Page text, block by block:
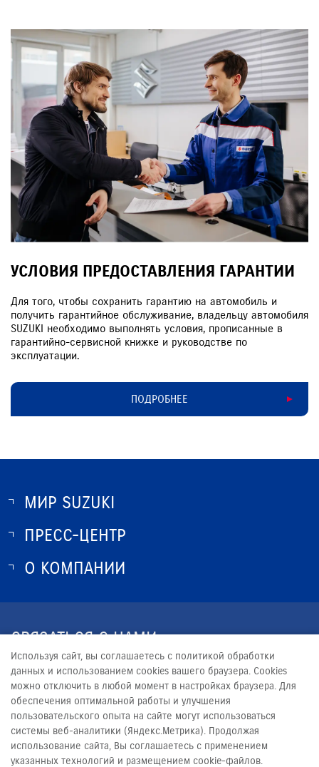
УСЛОВИЯ ПРЕДОСТАВЛЕНИЯ ГАРАНТИИ
Для того, чтобы сохранить гарантию на автомобиль и
получить гарантийное обслуживание, владельцу автомобиля
SUZUKI необходимо выполнять условия, прописанные в
гарантийно-сервисной книжке и руководстве по
эксплуатации.
ПОДРОБНЕЕ
МИР SUZUKI
О SUZUKI
ПРЕСС-ЦЕНТР
НОВОСТИ
О КОМПАНИИ
СВЯЗАТЬСЯ С НАМИ
+7 (846) 331-33-22
PROMO@AVTOMIR.RU
© 2026
Используя сайт, вы соглашаетесь с политикой обработки
данных и использованием cookies вашего браузера. Cookies
можно отключить в любой момент в настройках браузера. Для
обеспечения оптимальной работы и улучшения
пользовательского опыта на сайте могут использоваться
системы веб-аналитики (Яндекс.Метрика). Продолжая
использование сайта, Вы соглашаетесь с применением
указанных технологий и размещением cookie-файлов.